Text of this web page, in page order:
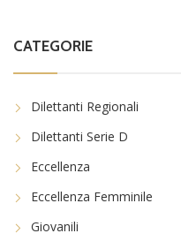
CATEGORIE
Dilettanti Regionali
Dilettanti Serie D
Eccellenza
Eccellenza Femminile
Giovanili